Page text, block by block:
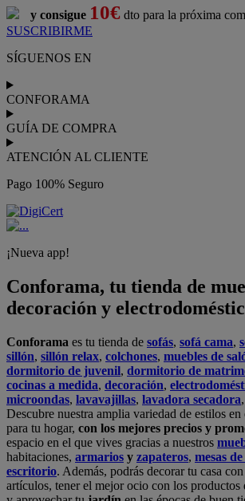
y consigue 10€ dto para la próxima
SUSCRIBIRME
SÍGUENOS EN
CONFORAMA
GUÍA DE COMPRA
ATENCIÓN AL CLIENTE
Pago 100% Seguro
¡Nueva app!
Conforama, tu tienda de
decoración y
Conforama es tu tienda de sofás, sofá cama,
sillón, sillón relax, colchones, muebles de
dormitorio de juvenil, dormitorio de
cocinas a medida, decoración,
microondas, lavavajillas, lavadora secadora
Descubre nuestra amplia variedad de estilos
para tu hogar, con los mejores precios y
espacio en el que vives gracias a nuestros
habitaciones, armarios y zapateros, mesas
escritorio. Además, podrás decorar tu casa
artículos, tener el mejor ocio con los productos